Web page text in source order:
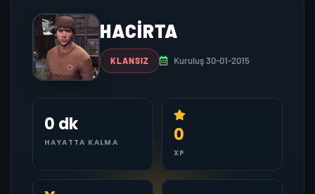
HACIRTA
KLANSIZ Kuruluş 30-01-2015
0 dk
HAYATTA KALMA 0
XP